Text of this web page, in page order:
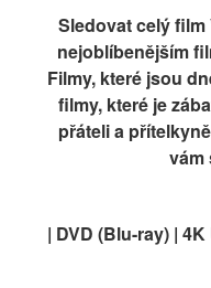
Sledovat celý film
nejoblíbenějším
Filmy, které jsou
filmy, které je
přáteli a
vám
| DVD (Blu-ray) |